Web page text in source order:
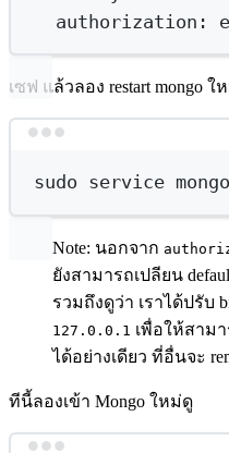
authorization:
เซฟ แล้วลอง restart mongo ใ
sudo service
Note: นอกจาก
ยังสามารถเปลียน
รวมถึงดูว่า เราได้ปรับ
127.0.0.1 เพื่อให้สามา
ได้อย่างเดียว ที่อื่นจะ
ทีนี้ลองเข้า Mongo ใหม่ดู